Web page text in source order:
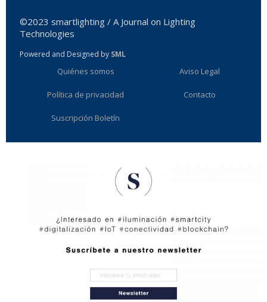
©2023 smartlighting / A Journal on Lighting
Technologies
Powered and Designed by SML
Quiénes somos Aviso Legal
Política de privacidad Contacto
Suscripción Boletín